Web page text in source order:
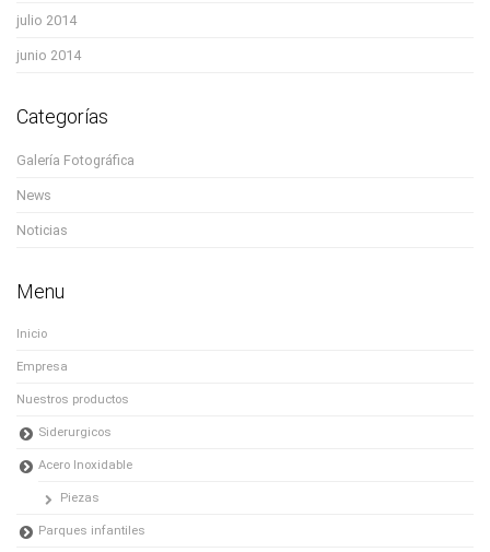
julio 2014
junio 2014
Categorías
Galería Fotográfica
News
Noticias
Menu
Inicio
Empresa
Nuestros productos
Siderurgicos
Acero Inoxidable
Piezas
Parques infantiles